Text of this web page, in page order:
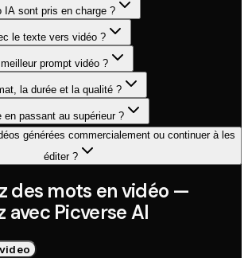
IA sont pris en charge ?
le texte vers vidéo ?
prompt vidéo ?
la durée et la qualité ?
en passant au supérieur ?
générées commercialement ou continuer à les
éditer ?
des mots en vidéo —
Picverse AI